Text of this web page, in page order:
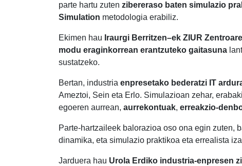
parte hartu zuten zibereraso baten simulazio
Simulation metodologia erabiliz.
Ekimen hau Iraurgi Berritzen–ek ZIUR
modu eraginkorrean erantzuteko gaitasuna
sustatzeko.
Bertan, industria enpresetako bederatzi IT
Ameztoi, Sein eta Erlo. Simulazioan zehar,
egoeren aurrean, aurrekontuak, erreakzio-
Parte-hartzaileek balorazioa oso ona egin zuten,
dinamika, eta simulazio praktikoa eta errealista
Jarduera hau Urola Erdiko industria-enpresen